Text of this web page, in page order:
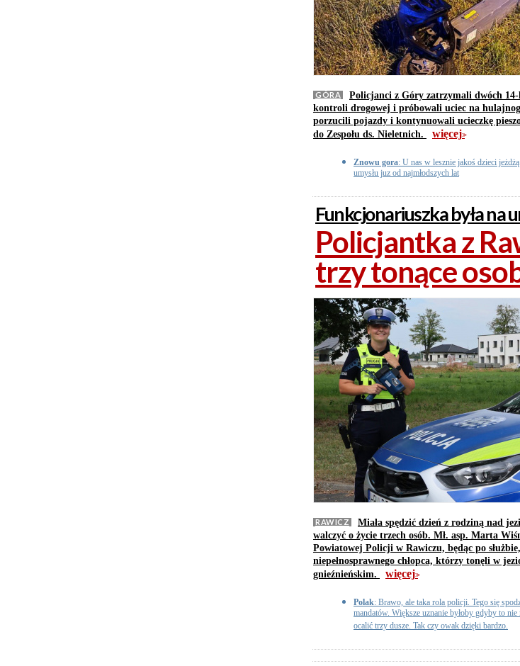
GÓRA
Policjanci z Góry zatrzymali dwóch
kontroli drogowej i próbowali uciec na
porzucili pojazdy i kontynuowali ucieczkę
do Zespołu ds. Nieletnich.
więcej>>
Znowu gora: U nas w lesznie jakoś dzieci
umysłu juz od najmłodszych lat
Funkcjonariuszka była na
Policjantka z
trzy tonące
RAWICZ
Miała spędzić dzień z rodziną nad
walczyć o życie trzech osób. Mł. asp. Marta
Powiatowej Policji w Rawiczu, będąc po
niepełnosprawnego chłopca, którzy tonęli w
gnieźnieńskim.
więcej>>
Polak: Brawo, ale taka rola policji. Tego się
mandatów. Większe uznanie byłoby gdyby to
ocalić trzy dusze. Tak czy owak dzięki bardzo.